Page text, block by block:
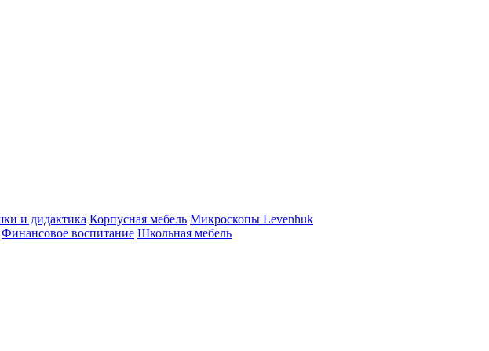
и дидактика Корпусная мебель Микроскопы Levenhuk
Финансовое воспитание Школьная мебель